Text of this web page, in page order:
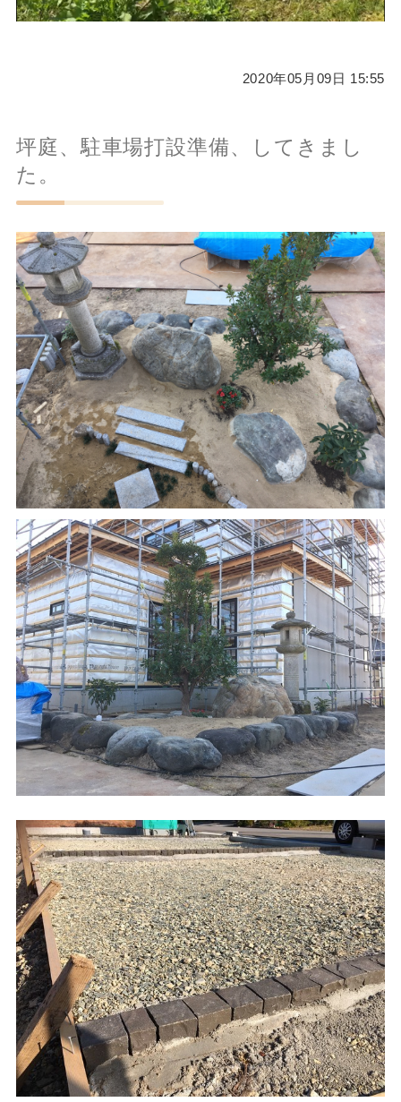
2020年05月09日 15:55
坪庭、駐車場打設準備、してきまし
た。